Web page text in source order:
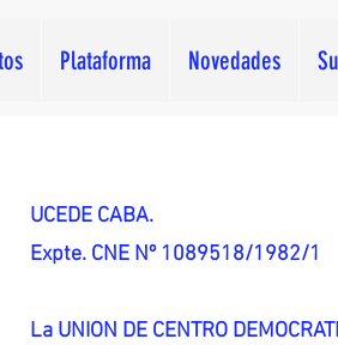
Plataforma Novedades
UCEDE CABA.
Expte. CNE Nº 1089518/1982/1
La UNION DE CENTRO